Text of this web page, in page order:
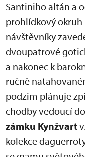
Santiniho altán a
prohlídkový okruh
návštěvníky
dvoupatrové
a nakonec k
ručně
podzim plánuje
chodby vedoucí
zámku Kynžvart
kolekce